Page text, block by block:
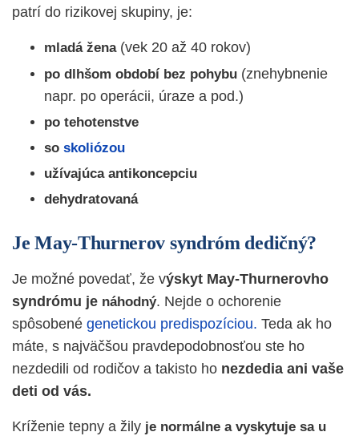
patrí do rizikovej skupiny, je:
mladá žena(vek 20 až 40 rokov)
po dlhšom období bez pohybu (znehybnenie
napr. po operácii, úraze a pod.)
po tehotenstve
so skoliózou
užívajúca antikoncepciu
dehydratovaná
Je May-Thurnerov syndróm dedičný?
Je možné povedať, že výskyt May-Thurnerovho
syndrómu je náhodný. Nejde o ochorenie
spôsobené genetickou predispozíciou. Teda ak ho
máte, s najväčšou pravdepodobnosťou ste ho
nezdedili od rodičov a takisto ho nezdedia ani vaše
deti od vás.
Kríženie tepny a žily je normálne a vyskytuje sa u